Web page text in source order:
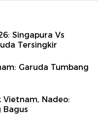
Singapura Vs
Tersingkir
Garuda Tumbang
Vietnam, Nadeo:
Bagus